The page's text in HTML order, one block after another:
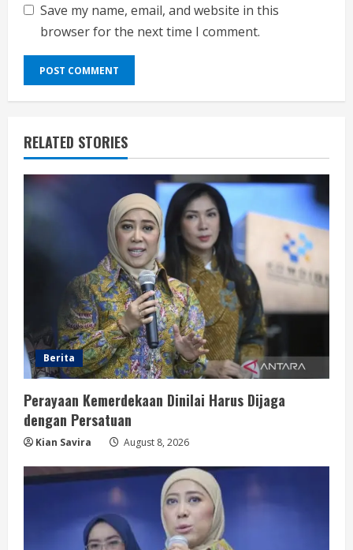
Save my name, email, and website in this
browser for the next time I comment.
RELATED STORIES
Berita
Perayaan Kemerdekaan Dinilai Harus Dijaga
dengan Persatuan
Kian Savira August 8, 2026